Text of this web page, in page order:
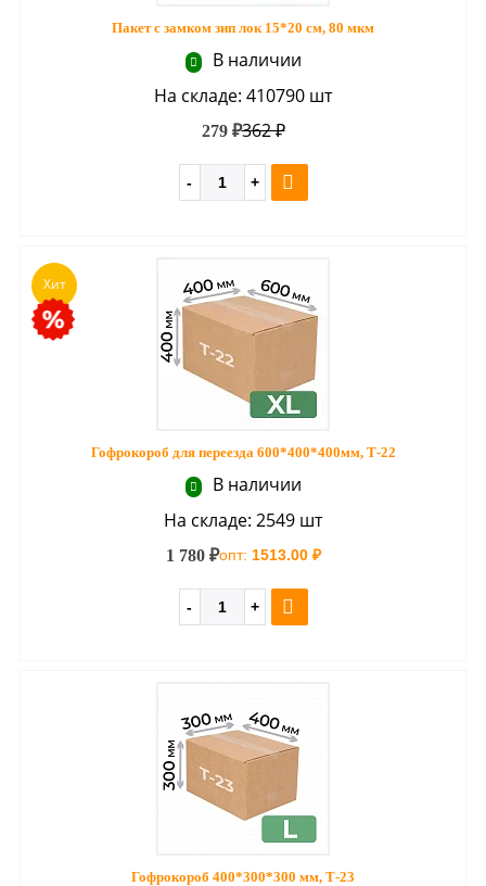
Пакет с замком зип лок 15*20 см, 80 мкм
В наличии
На складе: 410790 шт
362 ₽
279 ₽
Хит
Гофрокороб для переезда 600*400*400мм, Т-22
В наличии
На складе: 2549 шт
1 780 ₽опт: 1513.00 ₽
Гофрокороб 400*300*300 мм, Т-23